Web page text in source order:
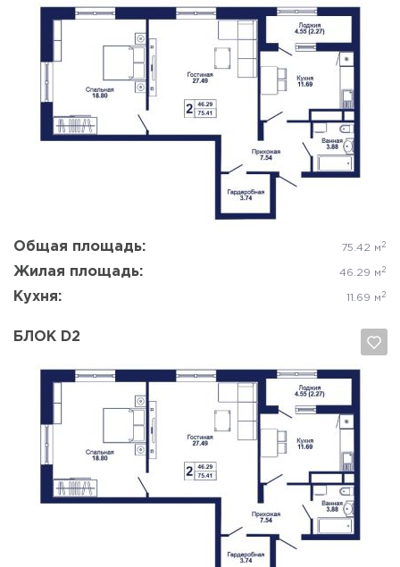
Общая площадь: 75.42 м 2
Жилая площадь: 46.29 м 2
Кухня: 11.69 м 2
БЛОК D2